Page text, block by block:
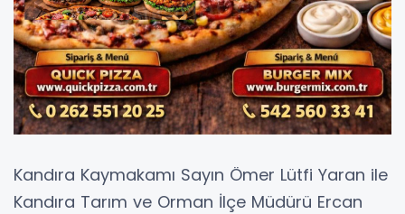
Kandıra Kaymakamı Sayın Ömer Lütfi Yaran ile
Kandıra Tarım ve Orman İlçe Müdürü Ercan